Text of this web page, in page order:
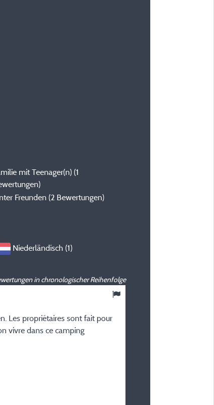
mit Teenager(n) (1
Freunden (2 Bewertungen)
Niederländisch (1)
in chronologischer Reihenfolge
Les propriétaires sont fait pour
vivre dans ce camping